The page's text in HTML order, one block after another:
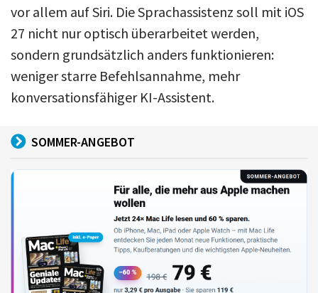
vor allem auf Siri. Die Sprachassistenz soll mit iOS
27 nicht nur optisch überarbeitet werden,
sondern grundsätzlich anders funktionieren:
weniger starre Befehlsannahme, mehr
konversationsfähiger KI-Assistent.
SOMMER-ANGEBOT